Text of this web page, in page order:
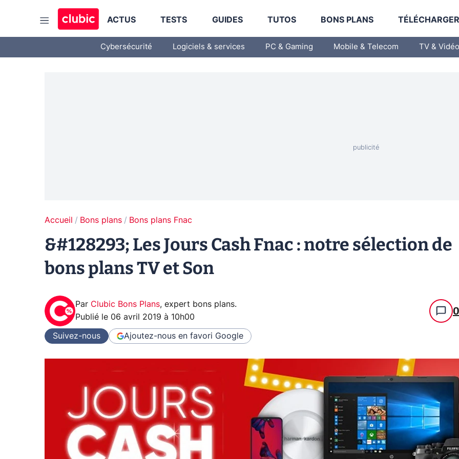
ACTUS TESTS GUIDES TUTOS BONS PLANS
Cybersécurité Logiciels & services PC & Gaming Mobile & Telecom TV & Vidéo
Accueil Bons plans Bons plans Fnac
&#128293; Les Jours Cash Fnac : notre sélection de
bons plans TV et Son
Par Clubic Bons Plans, expert bons plans.
Publié le 06 avril 2019 à 10h00 0
Suivez-nous Ajoutez-nous en favori Google